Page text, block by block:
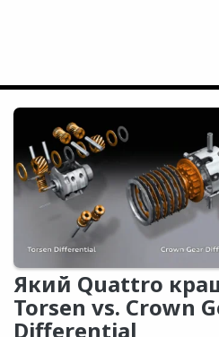
Який Quattro
Torsen vs. Crown
Differential